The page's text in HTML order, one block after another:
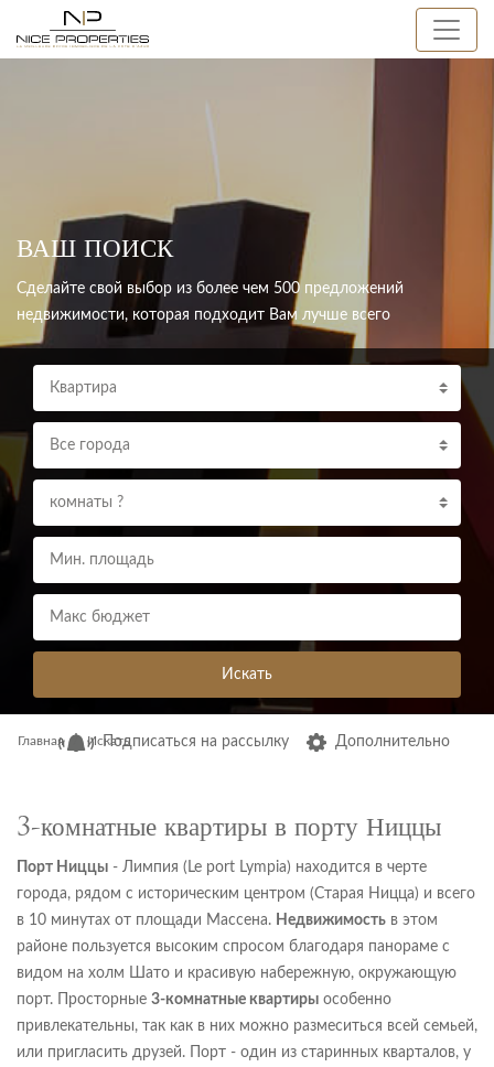
ВАШ ПОИСК
Сделайте свой выбор из более чем 500 предложений
недвижимости, которая подходит Вам лучше всего
Квартира
Все города
комнаты ?
Искать
Подписаться на рассылку Дополнительно
Главная Искать
3-комнатные квартиры в порту Ниццы
Порт Ниццы - Лимпия (Le port Lympia) находится в черте
города, рядом с историческим центром (Старая Ницца) и всего
в 10 минутах от площади Массена. Недвижимость в этом
районе пользуется высоким спросом благодаря панораме с
видом на холм Шато и красивую набережную, окружающую
порт. Просторные 3-комнатные квартиры особенно
привлекательны, так как в них можно размеситься всей семьей,
или пригласить друзей. Порт - один из старинных кварталов, у